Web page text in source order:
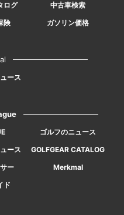
ログ
中古車検索
険 ガソリン価格
ース
ゴルフのニュース
ース
GOLFGEAR CATALOG
ー
Merkmal
ド